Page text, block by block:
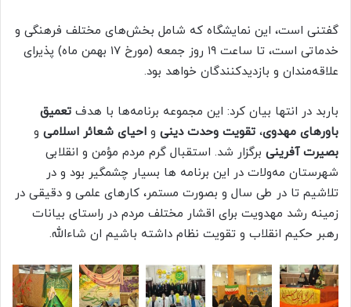
گفتنی است، این نمایشگاه که شامل بخش‌های مختلف فرهنگی و
خدماتی است، تا ساعت ۱۹ روز جمعه (مورخ ۱۷ بهمن ماه) پذیرای
علاقه‌مندان و بازدیدکنندگان خواهد بود.
باربد در انتها بیان کرد: این مجموعه برنامه‌ها با هدف تعمیق
باورهای مهدوی، تقویت وحدت دینی و احیای شعائر اسلامی و
بصیرت آفرینی برگزار شد. استقبال گرم مردم مؤمن و انقلابی
شهرستان مه‌ولات در این برنامه ها بسیار چشمگیر بود و در
تلاشیم تا در طی سال و بصورت مستمر، کارهای علمی و دقیقی در
زمینه رشد مهدویت برای اقشار مختلف مردم در راستای بیانات
رهبر حکیم انقلاب و تقویت نظام داشته باشیم ان شاءالله.